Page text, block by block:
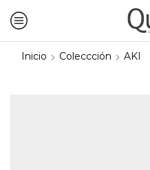
Inicio Coleccción AKI